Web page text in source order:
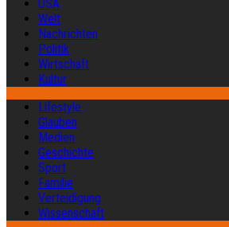
USA
Welt
Nachrichten
Politik
Wirtschaft
Kultur
Lifestyle
Glauben
Medien
Geschichte
Sport
Familie
Verteidigung
Wissenschaft